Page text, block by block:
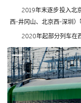
2019年末逐步投入北
西-井冈山、北京西-深圳）
2020年起部分列车在